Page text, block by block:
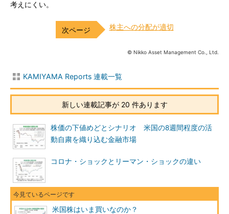
考えにくい。
株主への分配が適切
© Nikko Asset Management Co., Ltd.
KAMIYAMA Reports 連載一覧
新しい連載記事が 20 件あります
株価の下値めどとシナリオ 米国の8週間程度の活
動自粛を織り込む金融市場
コロナ・ショックとリーマン・ショックの違い
米国株はいま買いなのか？